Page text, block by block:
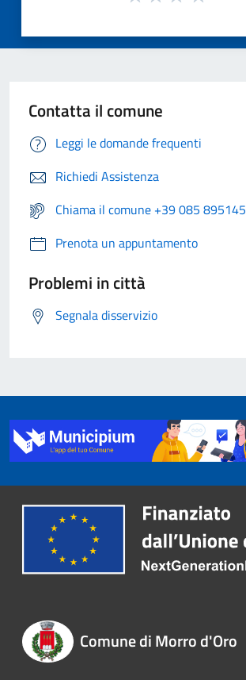
Contatta il comune
Leggi le domande frequenti
Richiedi Assistenza
Chiama il comune +39 085 895145
Prenota un appuntamento
Problemi in città
Segnala disservizio
Comune di Morro d'Oro